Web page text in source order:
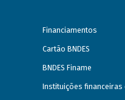
Financiamentos
Cartão BNDES
BNDES Finame
Instituições financeiras